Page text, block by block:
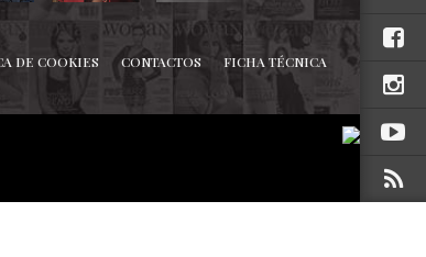
DE COOKIES CONTACTOS FICHA TÉCNICA